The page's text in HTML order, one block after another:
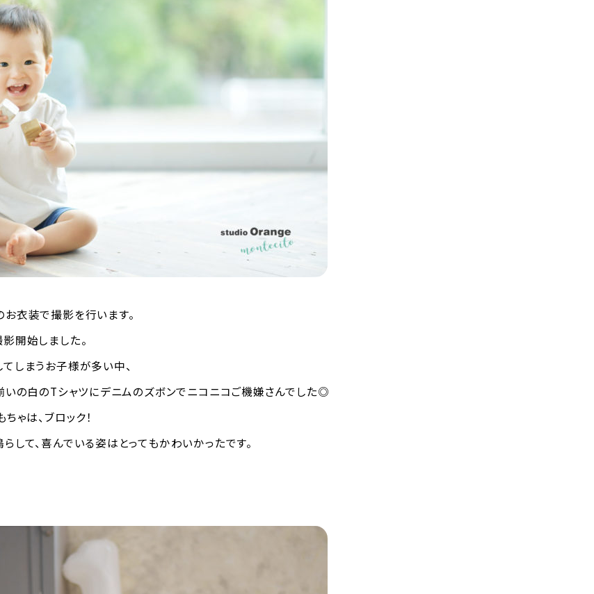
衣装で撮影を行います。
開始しました。
しまうお子様が多い中、
いの白のTシャツにデニムのズボンでニコニコご機嫌さんでした◎
ゃは、ブロック！
して、喜んでいる姿はとってもかわいかったです。